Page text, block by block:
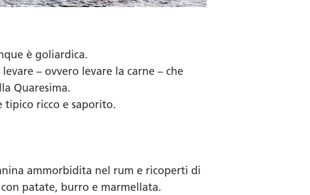
è goliardica.
levare – ovvero levare la carne – che
Quaresima.
tipico ricco e saporito.
ammorbidita nel rum e ricoperti di
patate, burro e marmellata.